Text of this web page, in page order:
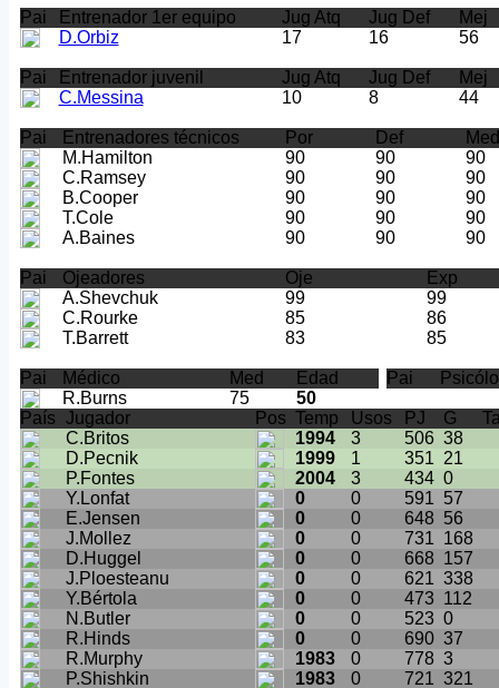
Pai Entrenador 1er equipo Jug Atq Jug Def
Mej
D.Orbiz
17 16 56
Pai Entrenador juvenil Jug Atq Jug Def
Mej
C.Messina
10 8 44
Pai Entrenadores técnicos Por Def
Med
M.Hamilton
90 90
90
C.Ramsey
90 90
90
B.Cooper
90 90
90
T.Cole
90 90
90
A.Baines
90 90 90
Pai Ojeadores Oje
Exp
A.Shevchuk
99
99
C.Rourke
85
86
T.Barrett
83 85
Pai Médico Med Edad Pai
R.Burns
75
50
País Jugador Pos Temp Usos PJ G
C.Britos
1994 3 506 38
D.Pecnik
1999 1 351 21
P.Fontes
2004 3 434 0
Y.Lonfat
0 0 591 57
E.Jensen
0 0 648 56
J.Mollez
0 0 731 168
D.Huggel
0 0 668 157
J.Ploesteanu
0 0 621 338
Y.Bértola
0 0 473 112
N.Butler
0 0 523 0
R.Hinds
0 0 690 37
R.Murphy
1983 0 778 3
P.Shishkin
1983 0 721 321